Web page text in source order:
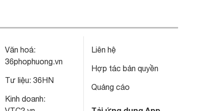
Văn hoá:
36phophuong.vn
Tư liệu: 36HN
Kinh doanh:
Liên hệ
Hợp tác bản quyền
Quảng cáo